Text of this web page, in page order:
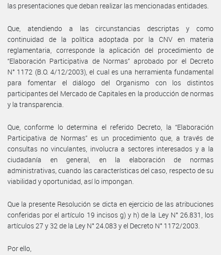
las presentaciones que deban realizar las mencionadas entidades.
Que, atendiendo a las circunstancias descriptas y como
continuidad de la política adoptada por la CNV en materia
reglamentaria, corresponde la aplicación del procedimiento de
“Elaboración Participativa de Normas” aprobado por el Decreto
N° 1172 (B.O. 4/12/2003), el cual es una herramienta fundamental
para fomentar el diálogo del Organismo con los distintos
participantes del Mercado de Capitales en la producción de normas
y la transparencia.
Que, conforme lo determina el referido Decreto, la “Elaboración
Participativa de Normas” es un procedimiento que, a través de
consultas no vinculantes, involucra a sectores interesados y a la
ciudadanía en general, en la elaboración de normas
administrativas, cuando las características del caso, respecto de su
viabilidad y oportunidad, así lo impongan.
Que la presente Resolución se dicta en ejercicio de las atribuciones
conferidas por el artículo 19 incisos g) y h) de la Ley N° 26.831, los
artículos 27 y 32 de la Ley N° 24.083 y el Decreto N° 1172/2003.
Por ello,